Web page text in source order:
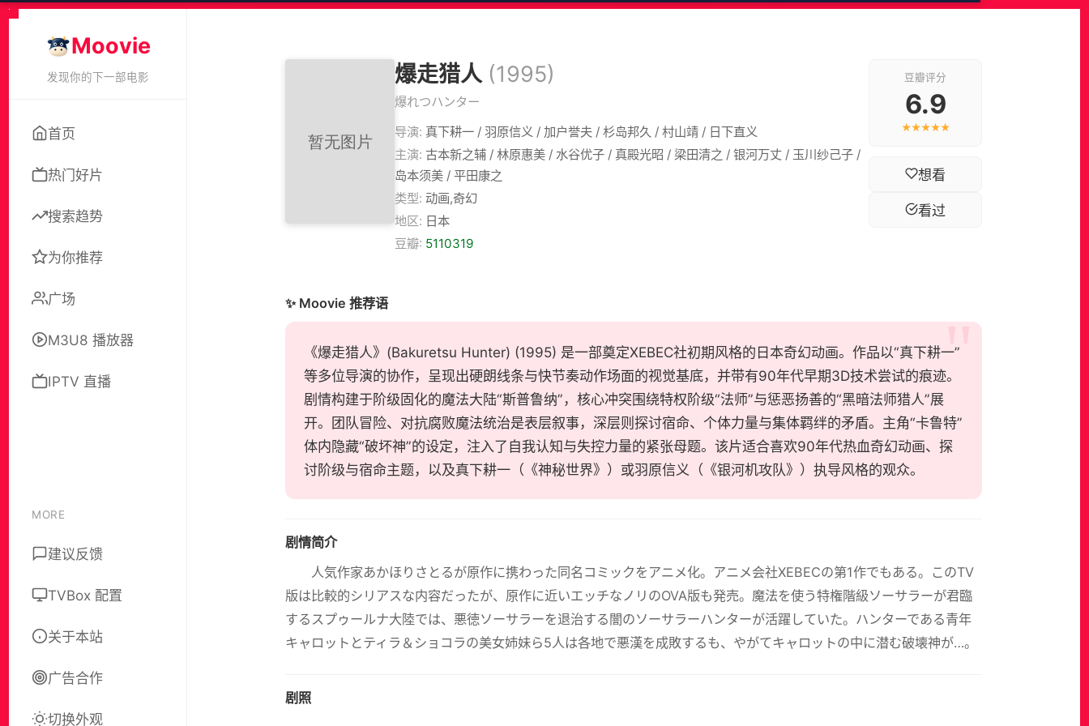
Moovie
发现你的下一部电影
首页
热门好片
搜索趋势
为你推荐
广场
M3U8 播放器
IPTV 直播
MORE
建议反馈
TVBox 配置
关于本站
广告合作
切换外观
爆走猎人 (1995)
爆れつハンター
导演: 真下耕一 / 羽原信义 / 加户誉夫 / 杉岛邦久 / 村山靖 / 日下直义
主演: 古本新之辅 / 林原惠美 / 水谷优子 / 真殿光昭 / 梁田清之 / 银河万丈 / 玉川纱己子 /
岛本须美 / 平田康之
类型: 动画,奇幻
地区: 日本
豆瓣: 5110319
豆瓣评分
6.9
★★★★★
想看
看过
✨ Moovie 推荐语
《爆走猎人》(Bakuretsu Hunter) (1995) 是一部奠定XEBEC社初期风格的日本奇幻动画。作品以“真下耕一”
等多位导演的协作，呈现出硬朗线条与快节奏动作场面的视觉基底，并带有90年代早期3D技术尝试的痕迹。
剧情构建于阶级固化的魔法大陆“斯普鲁纳”，核心冲突围绕特权阶级“法师”与惩恶扬善的“黑暗法师猎人”展
开。团队冒险、对抗腐败魔法统治是表层叙事，深层则探讨宿命、个体力量与集体羁绊的矛盾。主角“卡鲁特”
体内隐藏“破坏神”的设定，注入了自我认知与失控力量的紧张母题。该片适合喜欢90年代热血奇幻动画、探
讨阶级与宿命主题，以及真下耕一（《神秘世界》）或羽原信义（《银河机攻队》）执导风格的观众。
剧情简介
人気作家あかほりさとるが原作に携わった同名コミックをアニメ化。アニメ会社XEBECの第1作でもある。このTV
版は比較的シリアスな内容だったが、原作に近いエッチなノリのOVA版も発売。魔法を使う特権階級ソーサラーが君臨
するスプゥールナ大陸では、悪徳ソーサラーを退治する闇のソーサラーハンターが活躍していた。ハンターである青年
キャロットとティラ＆ショコラの美女姉妹ら5人は各地で悪漢を成敗するも、やがてキャロットの中に潜む破壊神が…。
剧照